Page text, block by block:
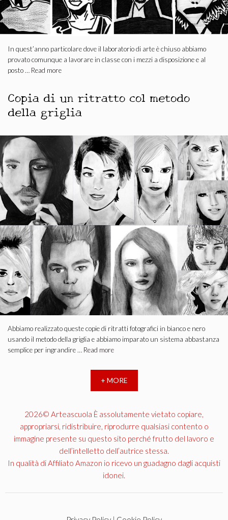
In quest’anno particolare dove il laboratorio di arte è chiuso abbiamo
provato comunque a lavorare in classe con i mezzi a disposizione e al
posto … Read more
Copia di un ritratto col metodo
della griglia
Abbiamo realizzato queste copie di ritratti fotografici in bianco e nero
usando il metodo della griglia e abbiamo imparato un sistema abbastanza
semplice per ingrandire … Read more
+ MORE
2026© Arteascuola È assolutamente vietato copiare,
appropriarsi, ridistribuire, riprodurre qualsiasi contento o
immagine presente su questo sito perché frutto del lavoro e
dell’intelletto dell’autrice stessa.
In qualità di Affiliato Amazon io ricevo un guadagno dagli acquisti
idonei.